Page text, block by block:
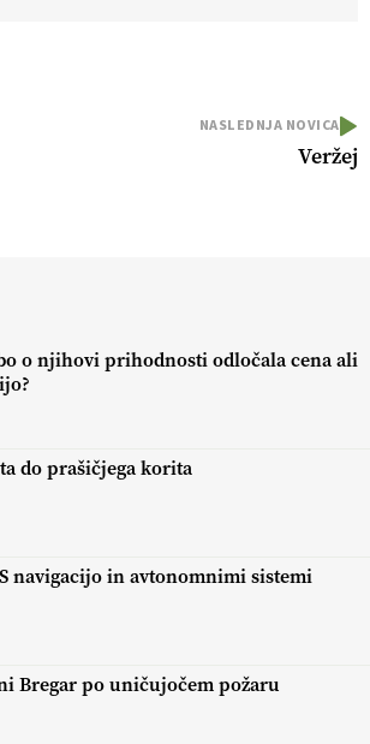
NASLEDNJA NOVICA
Veržej
o njihovi prihodnosti odločala cena ali
do prašičjega korita
navigacijo in avtonomnimi sistemi
Bregar po uničujočem požaru